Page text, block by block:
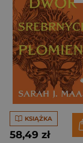
KSIĄŻKA
58,49 zł